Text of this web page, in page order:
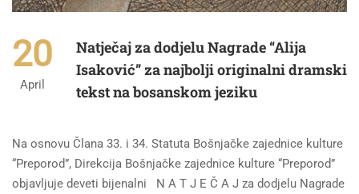
20
April
Natječaj za dodjelu Nagrade “Alija
Isaković” za najbolji originalni dramski
tekst na bosanskom jeziku
Na osnovu Člana 33. i 34. Statuta Bošnjačke zajednice kulture
“Preporod”, Direkcija Bošnjačke zajednice kulture “Preporod”
objavljuje deveti bijenalni N A T J E Č A J za dodjelu Nagrade